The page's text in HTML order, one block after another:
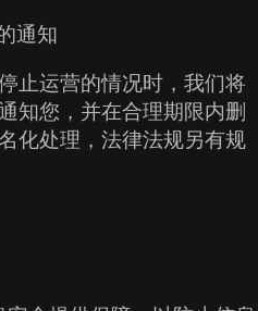
通知
止运营的情况时，我们将
知您，并在合理期限内删
化处理，法律法规另有规